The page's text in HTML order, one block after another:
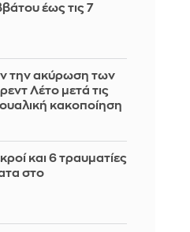
έως τις 7
την ακύρωση των
Λέτο μετά τις
κακοποίηση
και 6 τραυματίες
στο